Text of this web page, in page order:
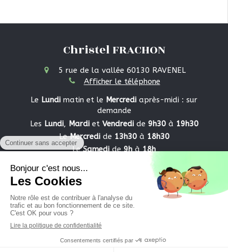
Christel FRACHON
5 rue de la vallée 60130 RAVENEL
Afficher le téléphone
Le Lundi matin et le Mercredi après-midi : sur
demande
Les Lundi, Mardiet Vendredide 9h30à 19h30
LeMercredide 13h30à 18h30
LeSamedide9hà18h
Plan du site
©2019 Christel FRACHON - KinésiologueRavenel
(Oise)
Création et référencement du site par Simplébo